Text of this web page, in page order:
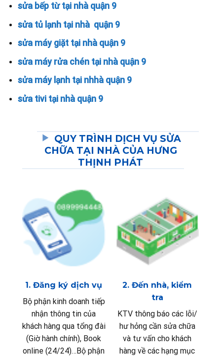
sửa bếp từ tại nhà quận 9
sửa tủ lạnh tại nhà quận 9
sửa máy giặt tại nhà quận 9
sửa máy rửa chén tại nhà quận 9
sửa máy lạnh tại nhhà quận 9
sửa tivi tại nhà quận 9
QUY TRÌNH DỊCH VỤ SỬA
CHỮA TẠI NHÀ CỦA HƯNG
THỊNH PHÁT
1. Đăng ký dịch vụ
Bộ phận kinh doanh tiếp
nhận thông tin của
khách hàng qua tổng đài
(Giờ hành chính), Book
online (24/24)…Bộ phận
2. Đến nhà, kiểm
tra
KTV thông báo các lỗi/
hư hỏng cần sửa chữa
và tư vấn cho khách
hàng về các hạng mục